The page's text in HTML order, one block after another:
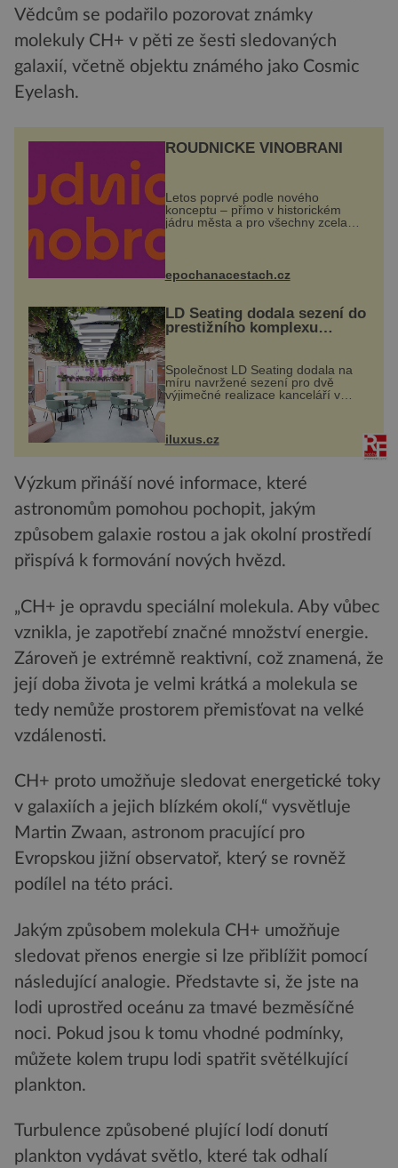
Vědcům se podařilo pozorovat známky
molekuly CH+ v pěti ze šesti sledovaných
galaxií, včetně objektu známého jako Cosmic
Eyelash.
ROUDNICKÉ VINOBRANÍ
Letos poprvé podle nového
konceptu – přímo v historickém
jádru města a pro všechny zcela
zdarma. Hlavní program se
náměstí. Návštěvníci se mohou těšit
na víno, burčák, pes...
epochanacestach.cz
LD Seating dodala sezení do
prestižního komplexu
MediaCityUK v Salfordu
Společnost LD Seating dodala na
míru navržené sezení pro dvě
výjimečné realizace kanceláří v
areálu MediaCityUK v anglickém
Tower a Orange Tower. Komplex
budov Media...
iluxus.cz
Výzkum přináší nové informace, které
astronomům pomohou pochopit, jakým
způsobem galaxie rostou a jak okolní prostředí
přispívá k formování nových hvězd.
„CH+ je opravdu speciální molekula. Aby vůbec
vznikla, je zapotřebí značné množství energie.
Zároveň je extrémně reaktivní, což znamená, že
její doba života je velmi krátká a molekula se
tedy nemůže prostorem přemisťovat na velké
vzdálenosti.
CH+ proto umožňuje sledovat energetické toky
v galaxiích a jejich blízkém okolí,“ vysvětluje
Martin Zwaan, astronom pracující pro
Evropskou jižní observatoř, který se rovněž
podílel na této práci.
Jakým způsobem molekula CH+ umožňuje
sledovat přenos energie si lze přiblížit pomocí
následující analogie. Představte si, že jste na
lodi uprostřed oceánu za tmavé bezměsíčné
noci. Pokud jsou k tomu vhodné podmínky,
můžete kolem trupu lodi spatřit světélkující
plankton.
Turbulence způsobené plující lodí donutí
plankton vydávat světlo, které tak odhalí